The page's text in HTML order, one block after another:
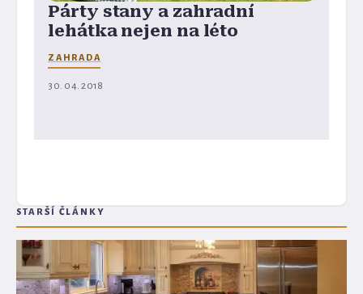
Párty stany a zahradní
lehátka nejen na léto
ZAHRADA
30. 04. 2018
STARŠÍ ČLÁNKY